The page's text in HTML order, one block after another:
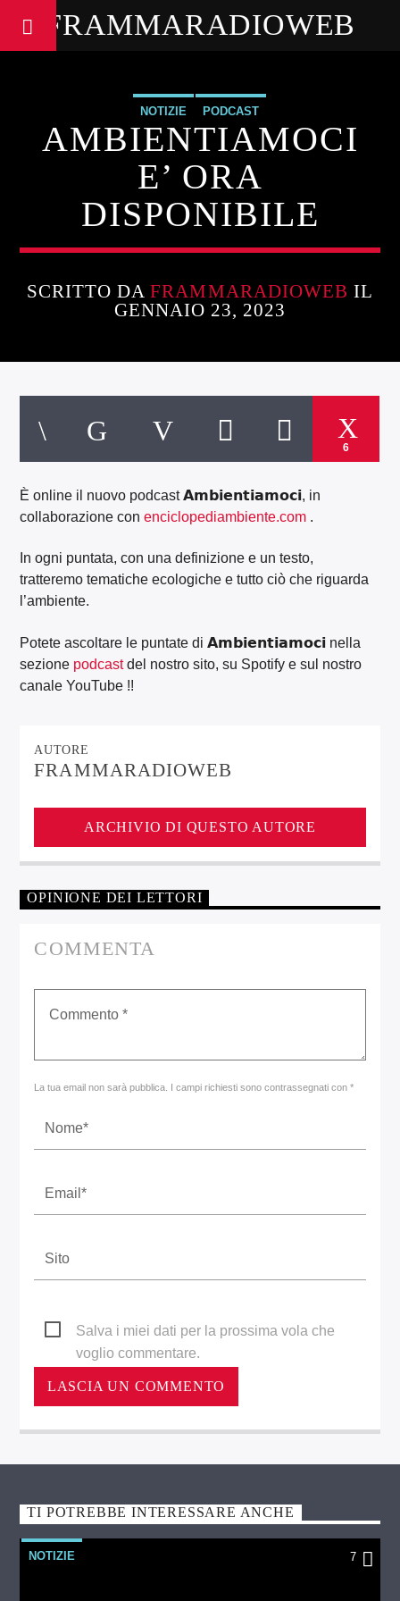
FRAMMARADIOWEB
NOTIZIE PODCAST
AMBIENTIAMOCI
E’ ORA
DISPONIBILE
SCRITTO DAFRAMMARADIOWEB IL
GENNAIO 23, 2023
6
È online il nuovo podcast 𝗔𝗺𝗯𝗶𝗲𝗻𝘁𝗶𝗮𝗺𝗼𝗰𝗶, in
collaborazione conenciclopediambiente.com .
In ogni puntata, con una definizione e un testo,
tratteremo tematiche ecologiche e tutto ciò che riguarda
l’ambiente.
Potete ascoltare le puntate di 𝗔𝗺𝗯𝗶𝗲𝗻𝘁𝗶𝗮𝗺𝗼𝗰𝗶 nella
sezione podcastdel nostro sito, su Spotify e sul nostro
canale YouTube !!
AUTORE
FRAMMARADIOWEB
ARCHIVIO DI QUESTO AUTORE
OPINIONE DEI LETTORI
COMMENTA
La tua email non sarà pubblica. I campi richiesti sono contrassegnati con *
Salva i miei dati per la prossima vola che
voglio commentare.
TI POTREBBE INTERESSARE ANCHE
NOTIZIE 7